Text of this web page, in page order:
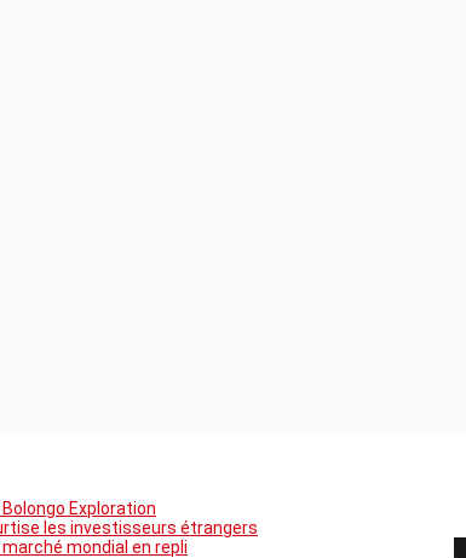
Bolongo Exploration
les investisseurs étrangers
mondial en repli